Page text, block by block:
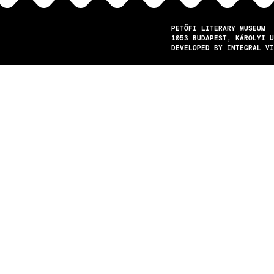
PETŐFI LITERARY MUSEUM
1053
BUDAPEST
KÁROLYI
DEVELOPED BY INTEGRAL